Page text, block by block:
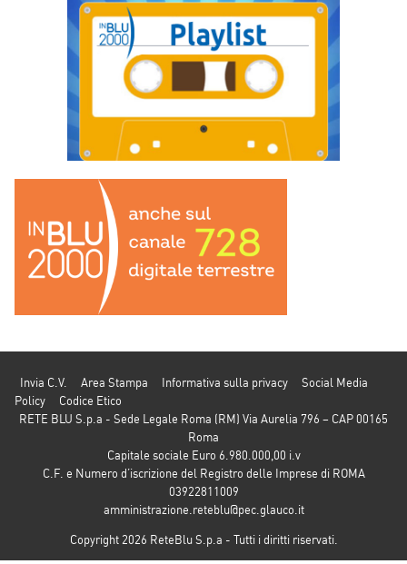
Invia C.V. Area Stampa Informativa sulla privacy
Social Media
Policy
Codice Etico
RETE BLU S.p.a - Sede Legale Roma (RM) Via Aurelia 796 – CAP 00165
Roma
Capitale sociale Euro 6.980.000,00 i.v
C.F. e Numero d’iscrizione del Registro delle Imprese di ROMA
03922811009
amministrazione.reteblu@pec.glauco.it
Copyright 2026 ReteBlu S.p.a - Tutti i diritti riservati.